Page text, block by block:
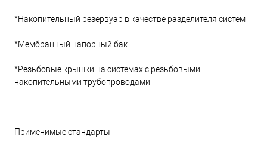
*Накопительный резервуар в качестве разделителя систем
*Мембранный напорный бак
*Резьбовые крышки на системах с резьбовыми
накопительными трубопроводами
Применимые стандарты